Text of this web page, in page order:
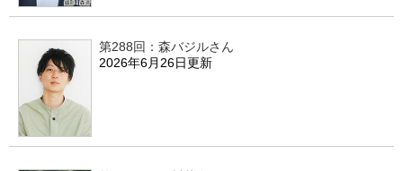
第288回：森バジルさん
2026年6月26日更新